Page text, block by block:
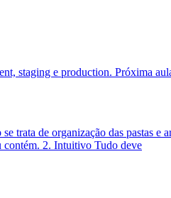
staging e production. Próxima
trata de organização das pastas
contém. 2. Intuitivo Tudo deve